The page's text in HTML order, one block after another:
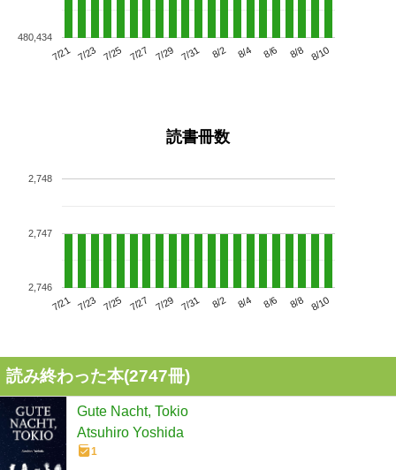
7/21 7/23 7/25 7/27 7/29 7/31 8/2 8/4 8/6 8/8 8/10
480,434
読書冊数
7/21 7/23 7/25 7/27 7/29 7/31 8/2 8/4 8/6 8/8 8/10
2,746
2,747
2,748
読み終わった本(2747冊)
Gute Nacht, Tokio
Atsuhiro Yoshida
1